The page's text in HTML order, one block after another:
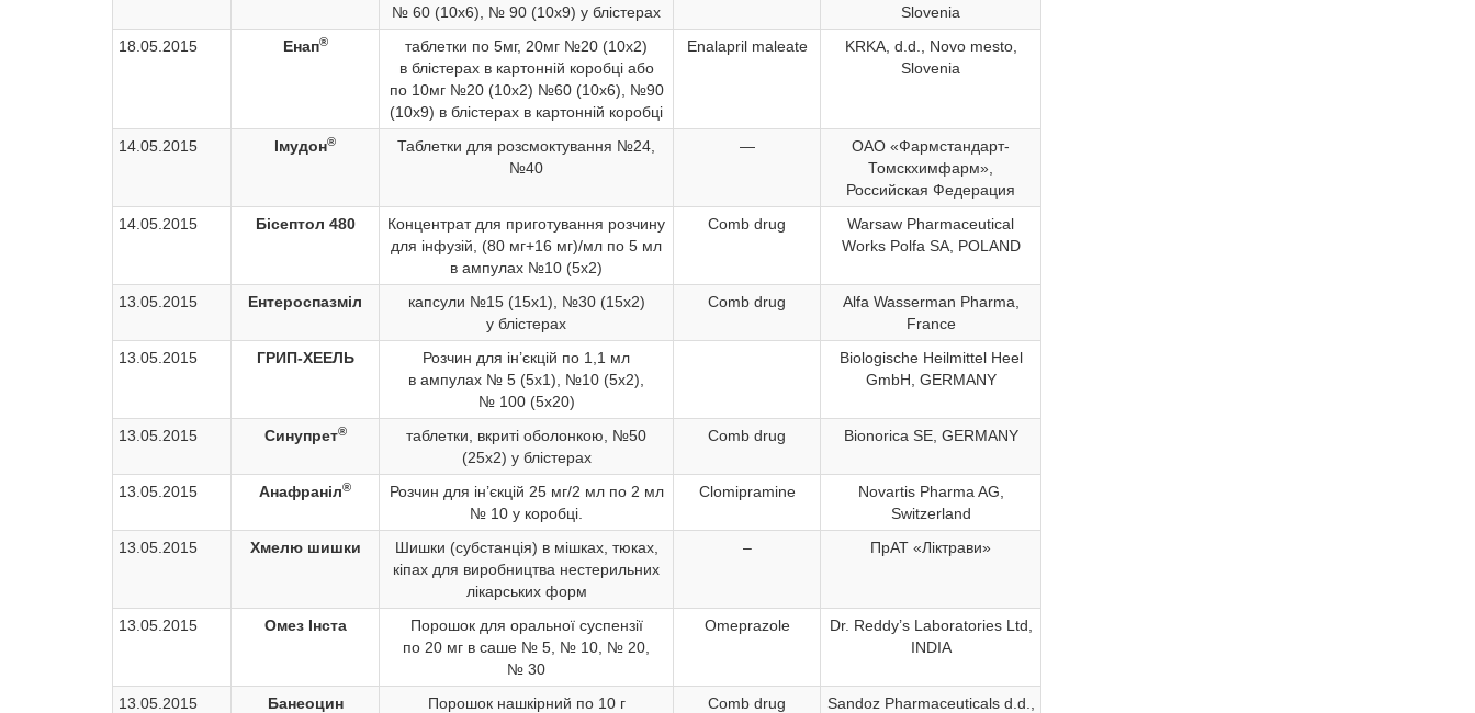
№ 60 (10х6), № 90 (10х9) у блістерах
Slovenia
18.05.2015
Енап®
таблетки по 5мг, 20мг №20 (10х2)
в блістерах в картонній коробці або
по 10мг №20 (10х2) №60 (10х6), №90
(10х9) в блістерах в картонній коробці
Enalapril maleate
KRKA, d.d., Novo mesto,
Slovenia
14.05.2015 Імудон®
Таблетки для розсмоктування №24,
№40
—
ОАО «Фармстандарт-
Томскхимфарм»,
Российская Федерация
14.05.2015
Бісептол 480
Концентрат для приготування розчину
для інфузій, (80 мг+16 мг)/мл по 5 мл
в ампулах №10 (5х2)
Comb drug
Warsaw Pharmaceutical
Works Polfa SA, POLAND
13.05.2015 Ентероспазміл
капсули №15 (15х1), №30 (15х2)
у блістерах
Comb drug
Alfa Wasserman Pharma,
France
13.05.2015
ГРИП-ХЕЕЛЬ
Розчин для ін’єкцій по 1,1 мл
в ампулах № 5 (5х1), №10 (5х2),
№ 100 (5х20)
Biologische Heilmittel Heel
GmbH, GERMANY
13.05.2015 Синупрет®
таблетки, вкриті оболонкою, №50
(25х2) у блістерах
Comb drug Bionorica SE, GERMANY
13.05.2015 Анафраніл®
Розчин для ін’єкцій 25 мг/2 мл по 2 мл
№ 10 у коробці.
Clomipramine
Novartis Pharma AG,
Switzerland
13.05.2015
Хмелю шишки
Шишки (субстанція) в мішках, тюках,
кіпах для виробництва нестерильних
лікарських форм
– ПрАТ «Ліктрави»
13.05.2015 Омез Інста
Порошок для оральної суспензії
по 20 мг в саше № 5, № 10, № 20,
№ 30
Omeprazole
Dr. Reddy’s Laboratories Ltd,
INDIA
13.05.2015 Банеоцин
Порошок нашкірний по 10 г
Comb drug
Sandoz Pharmaceuticals d.d.,